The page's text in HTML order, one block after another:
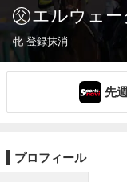
エルウェ
牝 登録抹消
先
プロフィール